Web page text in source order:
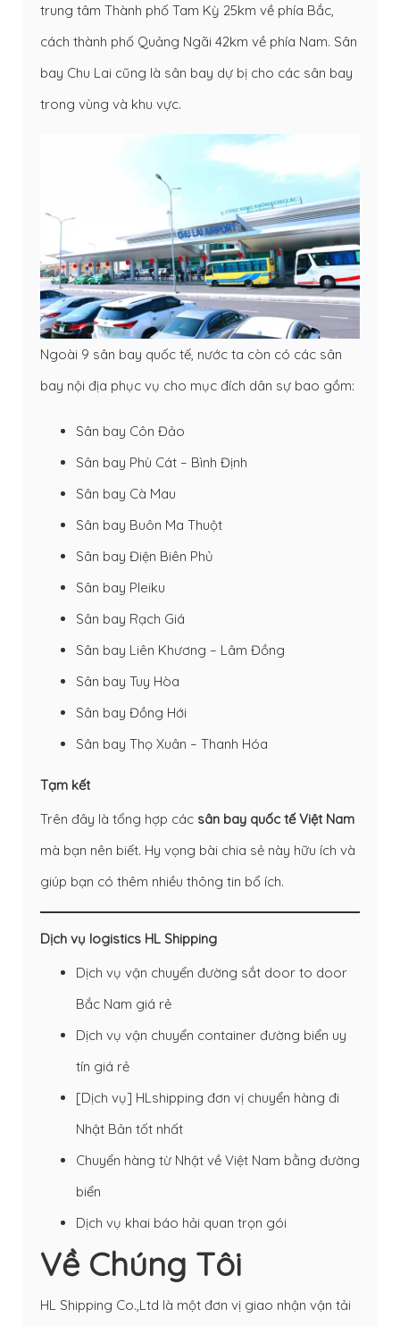
trung tâm Thành phố Tam Kỳ 25km về phía Bắc,
cách thành phố Quảng Ngãi 42km về phía Nam. Sân
bay Chu Lai cũng là sân bay dự bị cho các sân bay
trong vùng và khu vực.
Ngoài 9 sân bay quốc tế, nước ta còn có các sân
bay nội địa phục vụ cho mục đích dân sự bao gồm:
Sân bay Côn Đảo
Sân bay Phù Cát – Bình Định
Sân bay Cà Mau
Sân bay Buôn Ma Thuột
Sân bay Điện Biên Phủ
Sân bay Pleiku
Sân bay Rạch Giá
Sân bay Liên Khương – Lâm Đồng
Sân bay Tuy Hòa
Sân bay Đồng Hới
Sân bay Thọ Xuân – Thanh Hóa
Tạm kết
Trên đây là tổng hợp các sân bay quốc tế Việt Nam
mà bạn nên biết. Hy vọng bài chia sẻ này hữu ích và
giúp bạn có thêm nhiều thông tin bổ ích.
Dịch vụ logistics HL Shipping
Dịch vụ vận chuyển đường sắt door to door
Bắc Nam giá rẻ
Dịch vụ vận chuyển container đường biển uy
tín giá rẻ
[Dịch vụ] HLshipping đơn vị chuyển hàng đi
Nhật Bản tốt nhất
Chuyển hàng từ Nhật về Việt Nam bằng đường
biển
Dịch vụ khai báo hải quan trọn gói
Về Chúng Tôi
HL Shipping Co.,Ltd là một đơn vị giao nhận vận tải